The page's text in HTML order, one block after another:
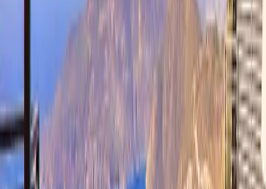
gece
Hızlı İletişim
+90(242) 844-3312
+90(541) 844-3312
info@tatilvillasi.com.tr
Başlangıç Fiyatı